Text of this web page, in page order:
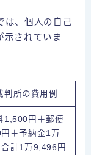
は、個人の自己
示されていま
判所の費用例
1,500円＋郵便
＋予納金1万
計1万9,496円